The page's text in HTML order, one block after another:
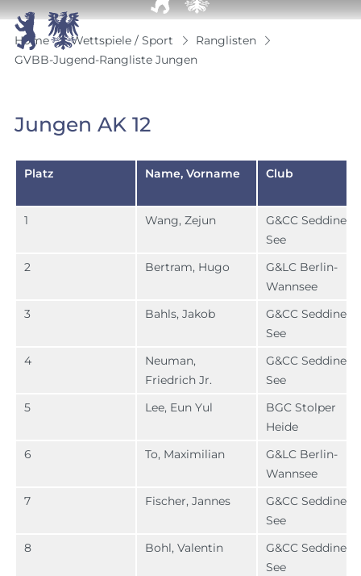
Home Wettspiele / Sport
Ranglisten
GVBB-Jugend-Rangliste Jungen
Jungen AK 12
Platz Name, Vorname Club
1 Wang, Zejun
G&CC Seddiner
See
2
Bertram, Hugo
G&LC Berlin-
Wannsee
3
Bahls, Jakob
G&CC Seddiner
See
4
Neuman,
Friedrich Jr.
G&CC Seddiner
See
5
Lee, Eun Yul
BGC Stolper
Heide
6
To, Maximilian
G&LC Berlin-
Wannsee
7
Fischer, Jannes
G&CC Seddiner
See
8
Bohl, Valentin
G&CC Seddiner
See